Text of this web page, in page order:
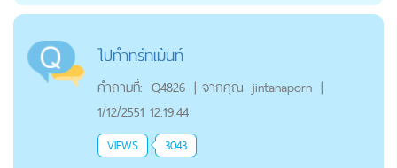
ไปทำทรีทเม้นท์
คำถามที่: Q4826 | จากคุณ jintanaporn |
1/12/2551 12:19:44
VIEWS 3043